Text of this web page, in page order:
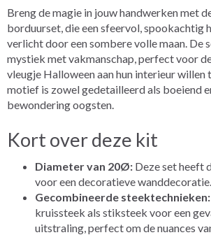
Breng de magie in jouw handwerken met
borduurset, die een sfeervol, spookachtig
verlicht door een sombere volle maan. De
mystiek met vakmanschap, perfect voor
vleugje Halloween aan hun interieur willen
motief is zowel gedetailleerd als boeiend
bewondering oogsten.
Kort over deze kit
Diameter van 20Ø: Deze set heeft
voor een decoratieve wanddecoratie.
Gecombineerde steektechnieken:
kruissteek als stiksteek voor een
uitstraling, perfect om de nuances